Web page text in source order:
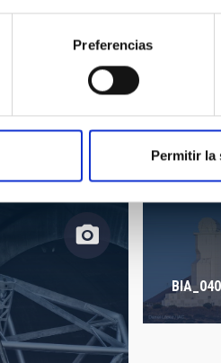
Preferencias
Permitir la